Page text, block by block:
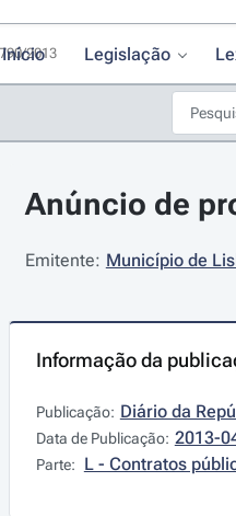
Início Legislação
Anúncio de
Emitente: Município de
Informação da
Publicação: Diário da
Data de Publicação: 2013-
Parte: L - Contratos